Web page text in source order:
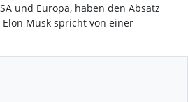
und Europa, haben den Absatz
Musk spricht von einer